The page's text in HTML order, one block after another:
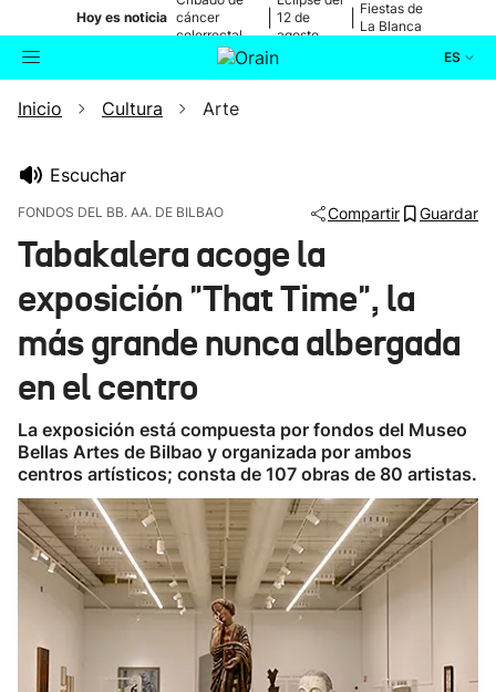
Hoy es noticia cáncer
colorrectal
12 de
agosto
Fiestas de
La Blanca
ES
Buscador Actualidad
Ikusmiran
Eguraldia
Inicio Cultura Arte
Escuchar
FONDOS DEL BB. AA. DE BILBAO Compartir Guardar
Tabakalera acoge la
exposición "That Time", la
más grande nunca albergada
en el centro
La exposición está compuesta por fondos del Museo
Bellas Artes de Bilbao y organizada por ambos
centros artísticos; consta de 107 obras de 80 artistas.